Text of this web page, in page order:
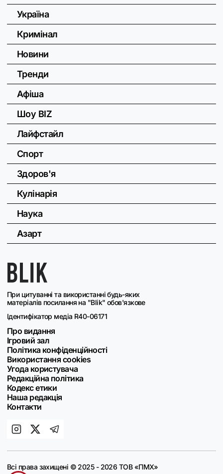
При цитуванні та використанні будь-яких
матеріалів посилання на "Blik" обов'язкове
Ідентифікатор медіа R40-06171
Про видання
Ігровий зал
Політика конфіденційності
Використання cookies
Угода користувача
Редакційна політика
Кодекс етики
Наша редакція
Контакти
Україна
Кримінал
Новини
Тренди
Афіша
Шоу BIZ
Лайфстайл
Спорт
Здоров'я
Кулінарія
Наука
Азарт
Всі права захищені © 2025 - 2026 ТОВ «ПМХ»